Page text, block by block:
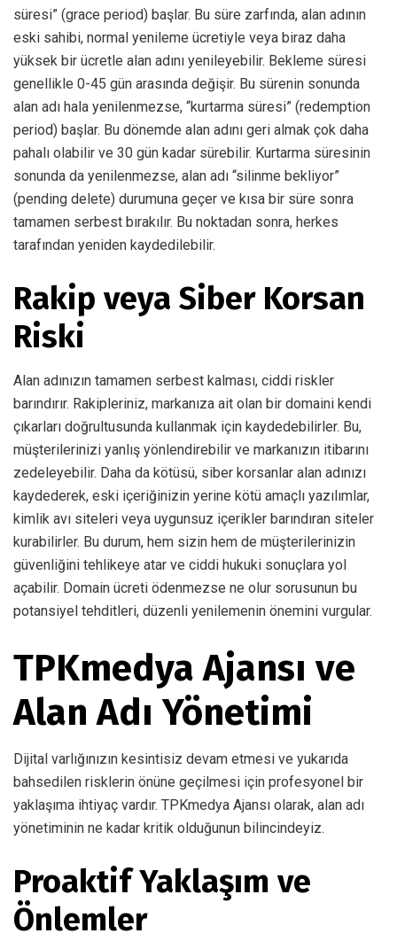
süresi” (grace period) başlar. Bu süre zarfında, alan adının
eski sahibi, normal yenileme ücretiyle veya biraz daha
yüksek bir ücretle alan adını yenileyebilir. Bekleme süresi
genellikle 0-45 gün arasında değişir. Bu sürenin sonunda
alan adı hala yenilenmezse, “kurtarma süresi” (redemption
period) başlar. Bu dönemde alan adını geri almak çok daha
pahalı olabilir ve 30 gün kadar sürebilir. Kurtarma süresinin
sonunda da yenilenmezse, alan adı “silinme bekliyor”
(pending delete) durumuna geçer ve kısa bir süre sonra
tamamen serbest bırakılır. Bu noktadan sonra, herkes
tarafından yeniden kaydedilebilir.
Rakip veya Siber Korsan
Riski
Alan adınızın tamamen serbest kalması, ciddi riskler
barındırır. Rakipleriniz, markanıza ait olan bir domaini kendi
çıkarları doğrultusunda kullanmak için kaydedebilirler. Bu,
müşterilerinizi yanlış yönlendirebilir ve markanızın itibarını
zedeleyebilir. Daha da kötüsü, siber korsanlar alan adınızı
kaydederek, eski içeriğinizin yerine kötü amaçlı yazılımlar,
kimlik avı siteleri veya uygunsuz içerikler barındıran siteler
kurabilirler. Bu durum, hem sizin hem de müşterilerinizin
güvenliğini tehlikeye atar ve ciddi hukuki sonuçlara yol
açabilir. Domain ücreti ödenmezse ne olur sorusunun bu
potansiyel tehditleri, düzenli yenilemenin önemini vurgular.
TPKmedya Ajansı ve
Alan Adı Yönetimi
Dijital varlığınızın kesintisiz devam etmesi ve yukarıda
bahsedilen risklerin önüne geçilmesi için profesyonel bir
yaklaşıma ihtiyaç vardır. TPKmedya Ajansı olarak, alan adı
yönetiminin ne kadar kritik olduğunun bilincindeyiz.
Proaktif Yaklaşım ve
Önlemler